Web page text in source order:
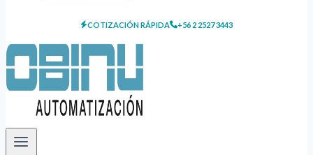
COTIZACIÓN RÁPIDA +56 2 2527 3443